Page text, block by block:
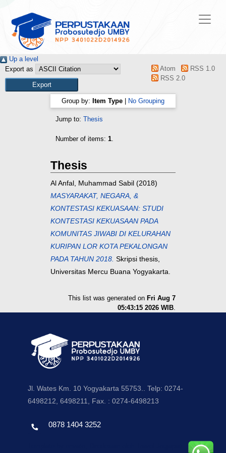
Up a level
Export as
Atom
RSS 1.0
RSS 2.0
Group by: Item Type No Grouping
Jump to: Thesis
Number of items: 1.
Thesis
Al Anfal, Muhammad Sabil (2018)
MASYARAKAT, NEGARA, &
KONTESTASI KEKUASAAN: STUDI
KONTESTASI KEKUASAAN PADA
KOMUNITAS JIWABI DI KELURAHAN
KURIPAN LOR KOTA PEKALONGAN
PADA TAHUN 2018. Skripsi thesis,
Universitas Mercu Buana Yogyakarta.
This list was generated on Fri Aug 7
05:43:15 2026 WIB.
Jl. Wates Km. 10 Yogyakarta 55753.. Telp: 0274-
6498212, 6498211, Fax. : 0274-6498213
0878 1404 3252